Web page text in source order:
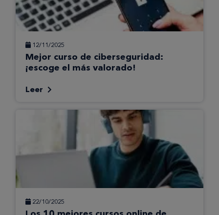
12/11/2025
Mejor curso de ciberseguridad:
¡escoge el más valorado!
Leer
22/10/2025